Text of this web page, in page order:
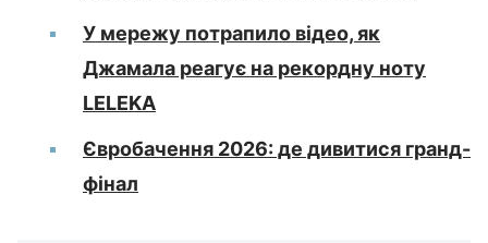
У мережу потрапило відео, як
Джамала реагує на рекордну ноту
LELEKA
Євробачення 2026: де дивитися гранд-
фінал